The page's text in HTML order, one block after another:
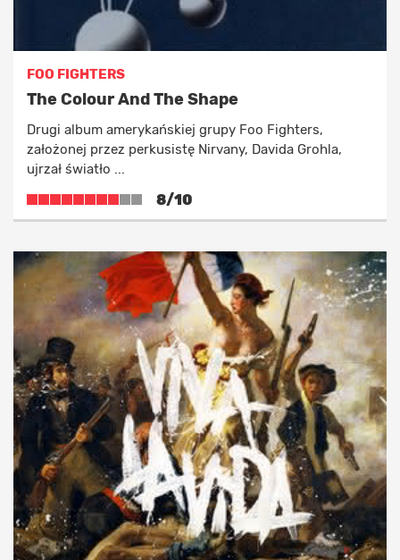
FOO FIGHTERS
The Colour And The Shape
Drugi album amerykańskiej grupy Foo Fighters,
założonej przez perkusistę Nirvany, Davida Grohla,
ujrzał światło ...
8/10